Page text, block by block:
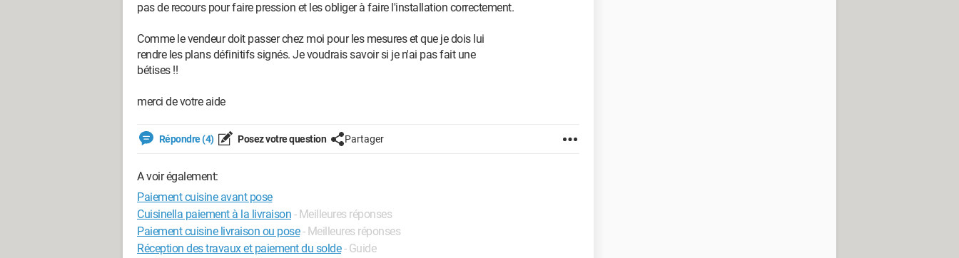
pas de recours pour faire pression et les obliger à faire l'installation correctement.
Comme le vendeur doit passer chez moi pour les mesures et que je dois lui
rendre les plans définitifs signés. Je voudrais savoir si je n'ai pas fait une
bétises !!
merci de votre aide
Répondre (4) Posez votre question Partager
A voir également:
Paiement cuisine avant pose
Cuisinella paiement à la livraison - Meilleures réponses
Paiement cuisine livraison ou pose - Meilleures réponses
Réception des travaux et paiement du solde - Guide